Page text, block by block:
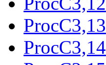
ProcC3,13
ProcC3,14